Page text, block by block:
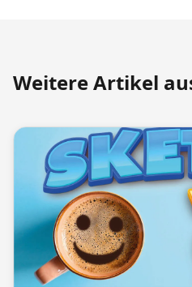
Weitere Artikel